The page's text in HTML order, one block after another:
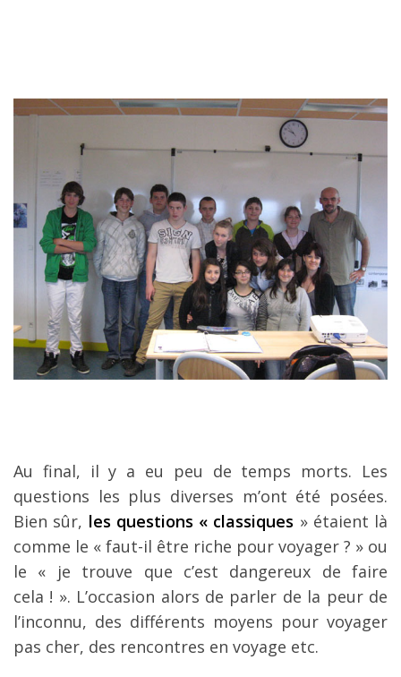
Au final, il y a eu peu de temps morts. Les
questions les plus diverses m’ont été posées.
Bien sûr, les questions « classiques » étaient là
comme le « faut-il être riche pour voyager ? » ou
le « je trouve que c’est dangereux de faire
cela ! ». L’occasion alors de parler de la peur de
l’inconnu, des différents moyens pour voyager
pas cher, des rencontres en voyage etc.